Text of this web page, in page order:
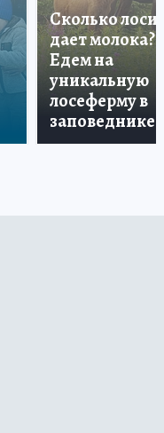
Сколько лосиха
дает молока?
Едем на
уникальную
лосеферму в
заповеднике!